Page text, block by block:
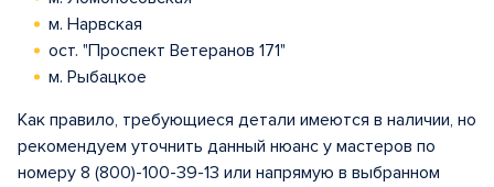
м. Нарвская
ост. "Проспект Ветеранов 171"
м. Рыбацкое
Как правило, требующиеся детали имеются в наличии, но
рекомендуем уточнить данный нюанс у мастеров по
номеру 8 (800)-100-39-13 или напрямую в выбранном